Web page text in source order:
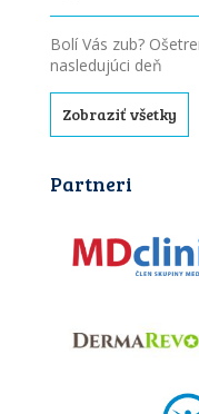
Bolí Vás zub?
nasledujúci deň
Zobraziť všetky
Partneri